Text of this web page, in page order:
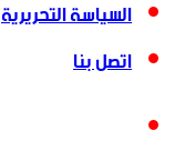
السياسة التحريرية
اتصل بنا